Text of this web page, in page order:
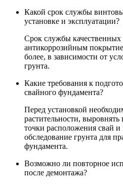
Какой срок службы
установке и эксплуатации?
Срок службы качественных
антикоррозийным
более, в зависимости от
грунта.
Какие требования к
свайного фундамента?
Перед установкой
растительности, выровнять
точки расположения свай и
обследование грунта для
фундамента.
Возможно ли повторное
после демонтажа?